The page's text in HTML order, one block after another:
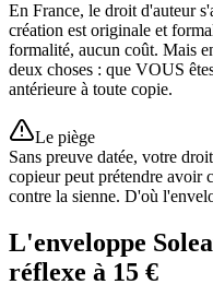
En France, le droit d'auteur
création est originale et
formalité, aucun coût. Mais
deux choses : que VOUS
antérieure à toute copie.
Le piège
Sans preuve datée, votre
copieur peut prétendre avoir
contre la sienne. D'où
L'enveloppe
réflexe à 15 €